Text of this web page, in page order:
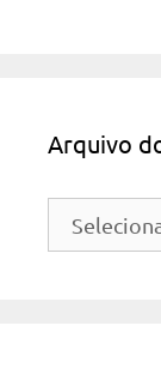
Arquivo
Arquivo